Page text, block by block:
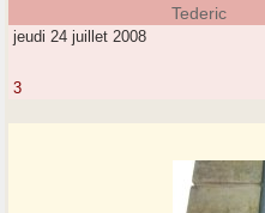
Tederic
jeudi 24 juillet 2008
3